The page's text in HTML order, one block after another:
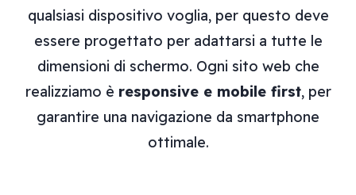
qualsiasi dispositivo voglia, per questo deve
essere progettato per adattarsi a tutte le
dimensioni di schermo. Ogni sito web che
realizziamo è responsive e mobile first, per
garantire una navigazione da smartphone
ottimale.